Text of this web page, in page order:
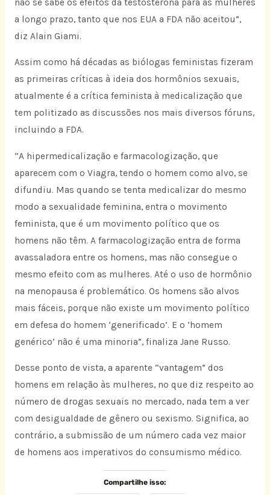
não se sabe os efeitos da testosterona para as mulheres
a longo prazo, tanto que nos EUA a FDA não aceitou”,
diz Alain Giami.
Assim como há décadas as biólogas feministas fizeram
as primeiras críticas à ideia dos hormônios sexuais,
atualmente é a crítica feminista à medicalização que
tem politizado as discussões nos mais diversos fóruns,
incluindo a FDA.
“A hipermedicalização e farmacologização, que
aparecem com o Viagra, tendo o homem como alvo, se
difundiu. Mas quando se tenta medicalizar do mesmo
modo a sexualidade feminina, entra o movimento
feminista, que é um movimento político que os
homens não têm. A farmacologização entra de forma
avassaladora entre os homens, mas não consegue o
mesmo efeito com as mulheres. Até o uso de hormônio
na menopausa é problemático. Os homens são alvos
mais fáceis, porque não existe um movimento político
em defesa do homem ‘generificado’. E o ‘homem
genérico’ não é uma minoria”, finaliza Jane Russo.
Desse ponto de vista, a aparente “vantagem” dos
homens em relação às mulheres, no que diz respeito ao
número de drogas sexuais no mercado, nada tem a ver
com desigualdade de gênero ou sexismo. Significa, ao
contrário, a submissão de um número cada vez maior
de homens aos imperativos do consumismo médico.
Compartilhe isso: